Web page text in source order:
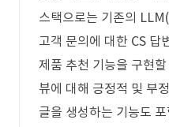
스택으로는 기존의
고객 문의에 대한 CS 답
제품 추천 기능을 구현
뷰에 대해 긍정적 및 부
글을 생성하는 기능도